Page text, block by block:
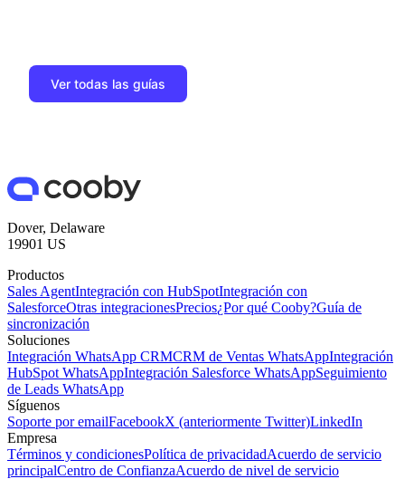
Ver todas las guías
Dover, Delaware
19901 US
Productos
Sales AgentIntegración con HubSpotIntegración con
SalesforceOtras integracionesPrecios¿Por qué Cooby?Guía de
sincronización
Soluciones
Integración WhatsApp CRMCRM de Ventas WhatsAppIntegración
HubSpot WhatsAppIntegración Salesforce WhatsAppSeguimiento
de Leads WhatsApp
Síguenos
Soporte por emailFacebookX (anteriormente Twitter)LinkedIn
Empresa
Términos y condicionesPolítica de privacidadAcuerdo de servicio
principalCentro de ConfianzaAcuerdo de nivel de servicio